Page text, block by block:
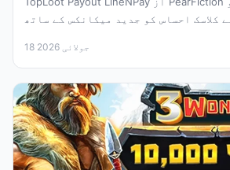
18 جولائی 2026